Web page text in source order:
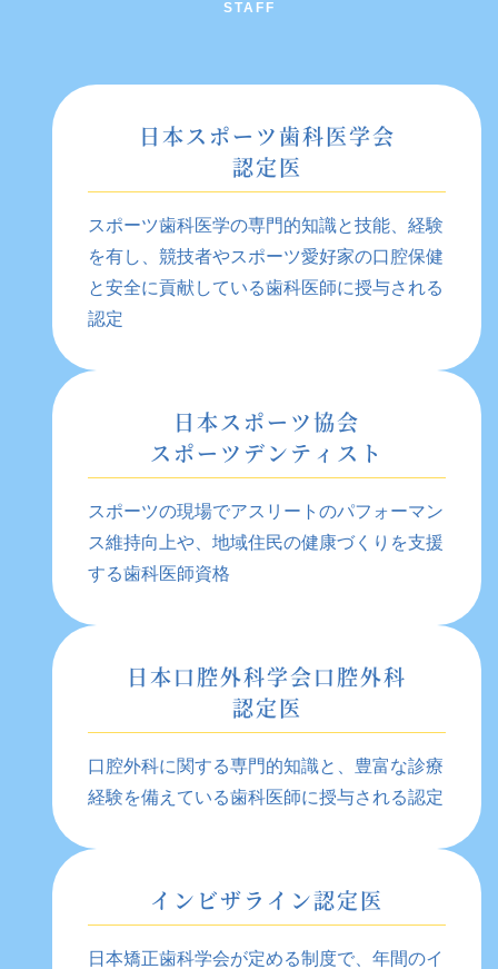
日本スポーツ歯科医学会
認定医
スポーツ歯科医学の専門的知識と技能、経験
を有し、競技者やスポーツ愛好家の口腔保健
と安全に貢献している歯科医師に授与される
認定
日本スポーツ協会
スポーツデンティスト
スポーツの現場でアスリートのパフォーマン
ス維持向上や、地域住民の健康づくりを支援
する歯科医師資格
日本口腔外科学会口腔外科
認定医
口腔外科に関する専門的知識と、豊富な診療
経験を備えている歯科医師に授与される認定
インビザライン認定医
日本矯正歯科学会が定める制度で、年間のイ